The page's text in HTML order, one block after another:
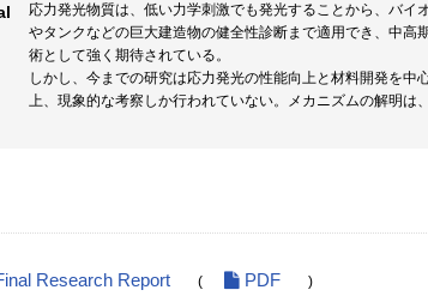
応力発光物質は、低い力学刺激でも発光することから、バ
やタンクなどの巨大建造物の健全性診断まで適用でき、中
術として強く期待されている。
しかし、今までの研究は応力発光の性能向上と材料開発を
上、現象的な考察しか行われていない。メカニズムの解明は
Research Report ( PDF )